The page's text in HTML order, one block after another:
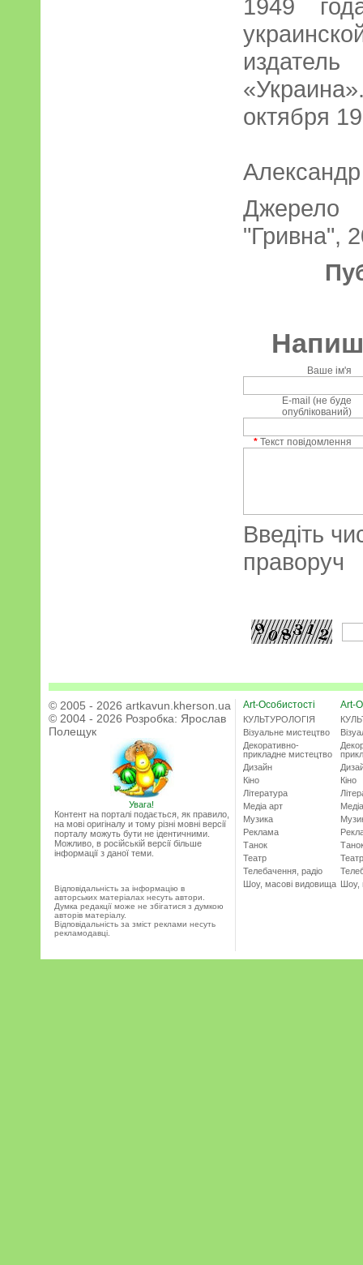
1949
октября
Джерело
"Гривна",
Ваше ім'я
E-mail (не буде
опублікований)
* Текст повідомлення
Введіть
праворуч
© 2005 - 2026 artkavun.kherson.ua
© 2004 - 2026 Розробка: Ярослав
Полещук
Увага!
Контент на порталі подається, як правило,
на мові оригіналу и тому різні мовні версії
порталу можуть бути не ідентичними.
Можливо, в російській версії більше
інформації з даної теми.
Відповідальність за інформацію в
авторських матеріалах несуть автори.
Думка редакції може не збігатися з думкою
авторів матеріалу.
Відповідальність за зміст реклами несуть
рекламодавці.
Art-Особистості
КУЛЬТУРОЛОГІЯ
Візуальне мистецтво
Декоративно-
прикладне мистецтво
Дизайн
Кіно
Література
Медіа арт
Музика
Реклама
Танок
Театр
Телебачення, радіо
Шоу, масові видовища
Art-
Кіно
Театр
Шоу,